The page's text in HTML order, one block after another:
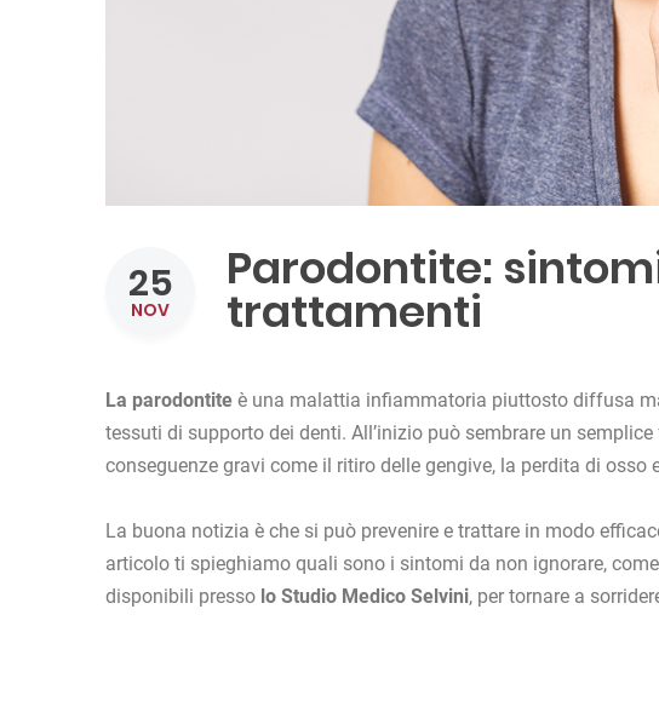
25
NOV
Parodontite:
trattamenti
La parodontite è una malattia infiammatoria piuttosto diffusa
tessuti di supporto dei denti. All’inizio può sembrare un
conseguenze gravi come il ritiro delle gengive, la perdita di osso
La buona notizia è che si può prevenire e trattare in modo
articolo ti spieghiamo quali sono i sintomi da non ignorare,
disponibili presso lo Studio Medico Selvini, per tornare a